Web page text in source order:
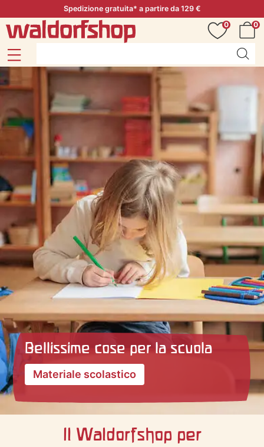
Spedizione gratuita* a partire da 129 €
0
0
Bellissime cose per la scuola
Materiale scolastico
Il Waldorfshop per